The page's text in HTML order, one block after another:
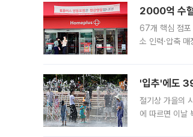
2000억 수혈
67개 핵심 점포
소 인력·압축
'입추'에도
절기상 가을의
에 따르면 이날